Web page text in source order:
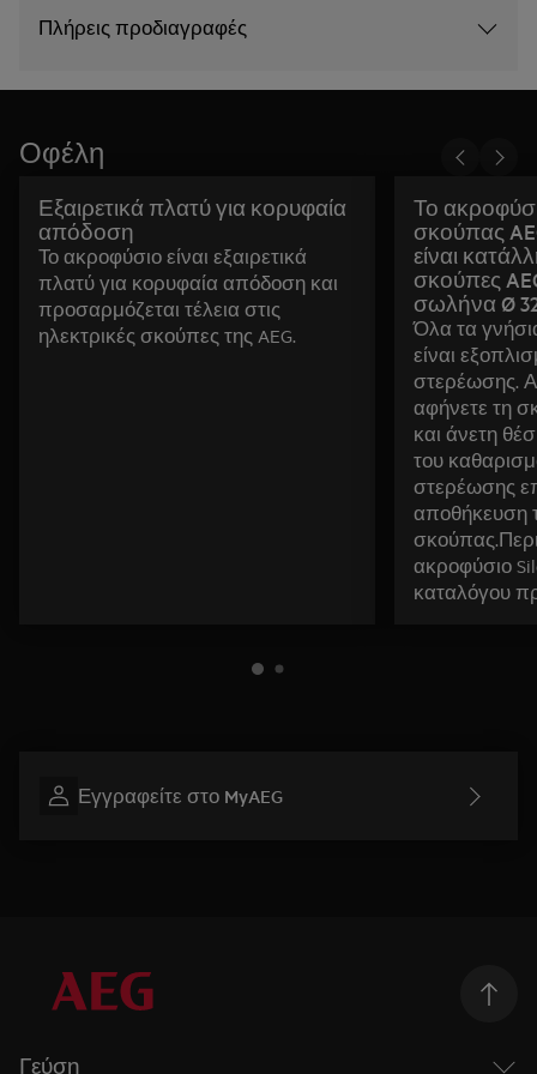
Πλήρεις προδιαγραφές
Οφέλη
Εξαιρετικά πλατύ για κορυφαία
απόδοση
Το ακροφύσιο είναι εξαιρετικά
πλατύ για κορυφαία απόδοση και
προσαρμόζεται τέλεια στις
ηλεκτρικές σκούπες της AEG.
Το
σκούπας
είναι
σκούπες
σωλήνα Ø
Όλα τα
είναι
στερέωσης.
αφήνετε τη
και άνετη
του
στερέωσης
αποθήκευση
ακροφύσιο
καταλόγου
Εγγραφείτε στο MyAEG
Γεύση